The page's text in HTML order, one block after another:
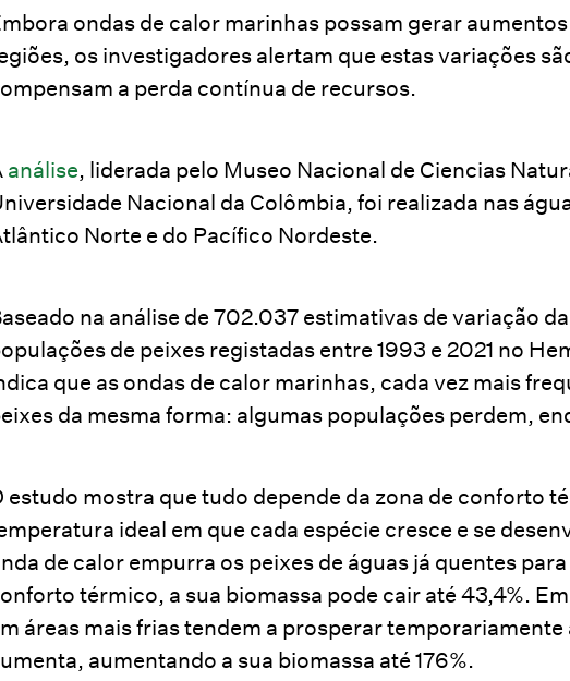
ondas de calor marinhas possam gerar
os investigadores alertam que estas variações
a perda contínua de recursos.
análise, liderada pelo Museo Nacional de Ciencias
Nacional da Colômbia, foi realizada nas
Norte e do Pacífico Nordeste.
na análise de 702.037 estimativas de variação
de peixes registadas entre 1993 e 2021 no
que as ondas de calor marinhas, cada vez mais
da mesma forma: algumas populações perdem,
estudo mostra que tudo depende da zona de conforto
ideal em que cada espécie cresce e se
de calor empurra os peixes de águas já quentes
térmico, a sua biomassa pode cair até 43,4%.
áreas mais frias tendem a prosperar
aumentando a sua biomassa até 176%.